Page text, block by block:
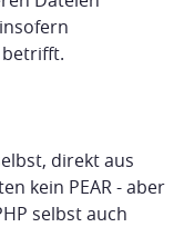
direkt aus
kein PEAR - aber
selbst auch